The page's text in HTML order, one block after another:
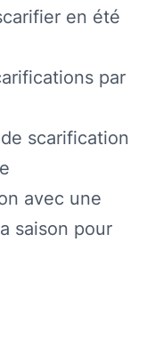
en été
par
scarification
avec une
saison pour